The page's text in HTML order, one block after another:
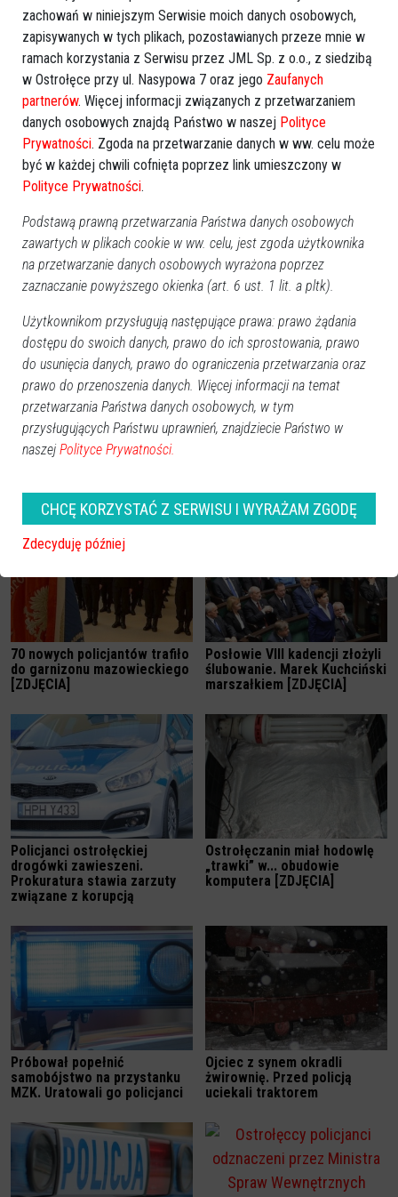
Zobacz również
70 nowych policjantów trafiło
do garnizonu mazowieckiego
[ZDJĘCIA]
Posłowie VIII kadencji złożyli
ślubowanie. Marek Kuchciński
marszałkiem [ZDJĘCIA]
Policjanci ostrołęckiej
drogówki zawieszeni.
Prokuratura stawia zarzuty
związane z korupcją
Ostrołęczanin miał hodowlę
„trawki” w... obudowie
komputera [ZDJĘCIA]
Próbował popełnić
samobójstwo na przystanku
MZK. Uratowali go policjanci
Ojciec z synem okradli
żwirownię. Przed policją
uciekali traktorem
zachowań w niniejszym Serwisie moich danych osobowych,
zapisywanych w tych plikach, pozostawianych przeze mnie w
ramach korzystania z Serwisu przez JML Sp. z o.o., z siedzibą
w Ostrołęce przy ul. Nasypowa 7 oraz jego Zaufanych
partnerów. Więcej informacji związanych z przetwarzaniem
danych osobowych znajdą Państwo w naszej Polityce
Prywatności. Zgoda na przetwarzanie danych w ww. celu może
być w każdej chwili cofnięta poprzez link umieszczony w
Polityce Prywatności.
Podstawą prawną przetwarzania Państwa danych osobowych
zawartych w plikach cookie w ww. celu, jest zgoda użytkownika
na przetwarzanie danych osobowych wyrażona poprzez
zaznaczanie powyższego okienka (art. 6 ust. 1 lit. a pltk).
Użytkownikom przysługują następujące prawa: prawo żądania
dostępu do swoich danych, prawo do ich sprostowania, prawo
do usunięcia danych, prawo do ograniczenia przetwarzania oraz
prawo do przenoszenia danych. Więcej informacji na temat
przetwarzania Państwa danych osobowych, w tym
przysługujących Państwu uprawnień, znajdziecie Państwo w
naszej Polityce Prywatności.
CHCĘ KORZYSTAĆ Z SERWISU I WYRAŻAM ZGODĘ
Zdecyduję później